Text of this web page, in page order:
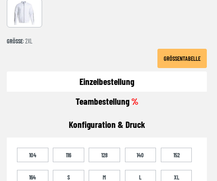
WHITE-BLACK
GRÖSSE : 2XL
GRÖSSENTABELLE
Einzelbestellung
Teambestellung%
Konfiguration & Druck
104 116 128 140 152
164 S M L XL